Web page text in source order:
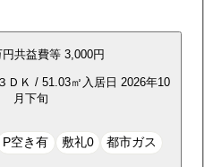
円共益費等 3,000円
３ＤＫ / 51.03㎡ 入居日 2026年10
月下旬
P空き有 敷礼0 都市ガス